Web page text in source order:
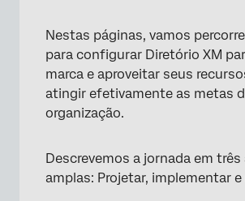
seus dados
Pense sob a perspectiva de um
apenas de listas de discussão
Nestas páginas, vamos
para configurar Diretório XM
marca e aproveitar seus
atingir efetivamente as metas
organização.
Descrevemos a jornada em três
amplas: Projetar, implementar e